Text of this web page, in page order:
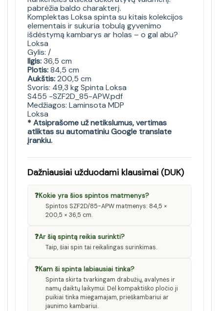
pabrėžia baldo charakterį.
Komplektas Loksa spinta su kitais kolekcijos
elementais ir sukuria tobulą gyvenimo
išdėstymą kambarys ar holas – o gal abu?
Loksa
Gylis: /
Ilgis:36,5 cm
Plotis:84,5 cm
Aukštis:200,5 cm
Svoris: 49,3 kg Spinta Loksa
S455 -SZF2D_85-APW.pdf
Medžiagos: Laminsota MDP
Loksa
* Atsiprašome už netikslumus, vertimas
atliktas su automatiniu Google translate
įrankiu.
Dažniausiai užduodami klausimai (DUK)
❓Kokie yra šios spintos matmenys?
Spintos SZF2D/85-APW matmenys: 84,5 ×
200,5 × 36,5 cm.
❓Ar šią spintą reikia surinkti?
Taip, šiai spin tai reikalingas surinkimas.
❓Kam ši spinta labiausiai tinka?
Spinta skirta tvarkingam drabužių, avalynės ir
namų daiktų laikymui. Dėl kompaktiško pločio ji
puikiai tinka miegamajam, prieškambariui ar
jaunimo kambariui.